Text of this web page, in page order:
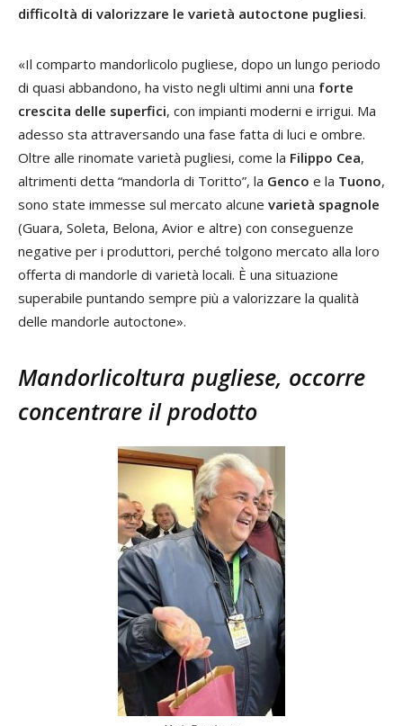
difficoltà di valorizzare le varietà autoctone pugliesi.
«Il comparto mandorlicolo pugliese, dopo un lungo periodo
di quasi abbandono, ha visto negli ultimi anni una forte
crescita delle superfici, con impianti moderni e irrigui. Ma
adesso sta attraversando una fase fatta di luci e ombre.
Oltre alle rinomate varietà pugliesi, come la Filippo Cea,
altrimenti detta “mandorla di Toritto”, la Genco e la Tuono,
sono state immesse sul mercato alcune varietà spagnole
(Guara, Soleta, Belona, Avior e altre) con conseguenze
negative per i produttori, perché tolgono mercato alla loro
offerta di mandorle di varietà locali. È una situazione
superabile puntando sempre più a valorizzare la qualità
delle mandorle autoctone».
Mandorlicoltura pugliese, occorre
concentrare il prodotto